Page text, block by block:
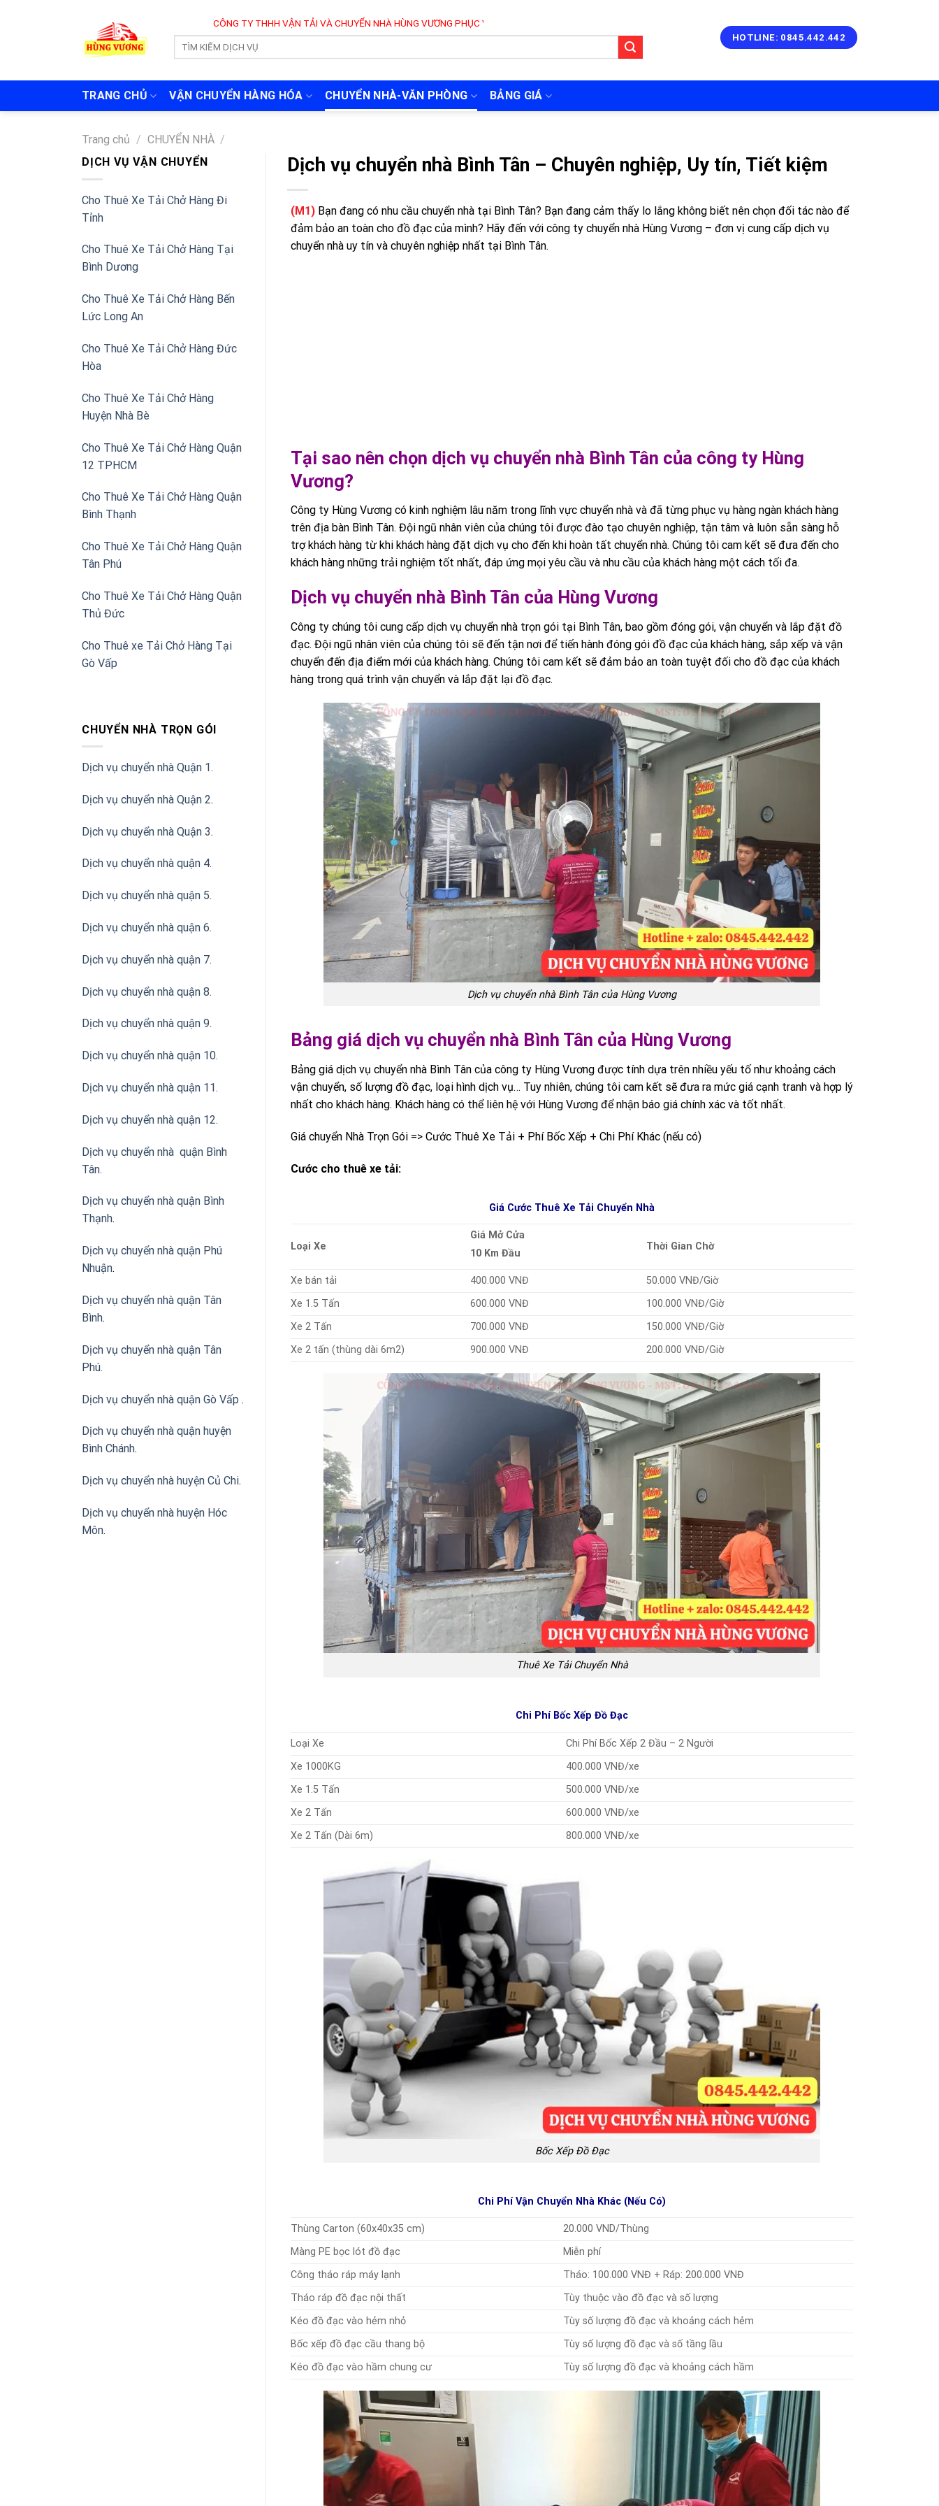
CÔNG TY THHH VẬN TẢI VÀ CHUYỂN NHÀ HÙNG VƯƠNG PHỤC VỤ 24/7
HOTLINE: 0845.442.442
TRANG CHỦ VẬN CHUYỂN HÀNG HÓA CHUYỂN NHÀ-VĂN PHÒNG BẢNG GIÁ
Trang chủ / CHUYỂN NHÀ /
DỊCH VỤ VẬN CHUYỂN
Cho Thuê Xe Tải Chở Hàng Đi
Tỉnh
Cho Thuê Xe Tải Chở Hàng Tại
Bình Dương
Cho Thuê Xe Tải Chở Hàng Bến
Lức Long An
Cho Thuê Xe Tải Chở Hàng Đức
Hòa
Cho Thuê Xe Tải Chở Hàng
Huyện Nhà Bè
Cho Thuê Xe Tải Chở Hàng Quận
12 TPHCM
Cho Thuê Xe Tải Chở Hàng Quận
Bình Thạnh
Cho Thuê Xe Tải Chở Hàng Quận
Tân Phú
Cho Thuê Xe Tải Chở Hàng Quận
Thủ Đức
Cho Thuê xe Tải Chở Hàng Tại
Gò Vấp
CHUYỂN NHÀ TRỌN GÓI
Dịch vụ chuyển nhà Quận 1.
Dịch vụ chuyển nhà Quận 2.
Dịch vụ chuyển nhà Quận 3.
Dịch vụ chuyển nhà quận 4.
Dịch vụ chuyển nhà quận 5.
Dịch vụ chuyển nhà quận 6.
Dịch vụ chuyển nhà quận 7.
Dịch vụ chuyển nhà quận 8.
Dịch vụ chuyển nhà quận 9.
Dịch vụ chuyển nhà quận 10.
Dịch vụ chuyển nhà quận 11.
Dịch vụ chuyển nhà quận 12.
Dịch vụ chuyển nhà quận Bình
Tân.
Dịch vụ chuyển nhà quận Bình
Thạnh.
Dịch vụ chuyển nhà quận Phú
Nhuận.
Dịch vụ chuyển nhà quận Tân
Bình.
Dịch vụ chuyển nhà quận Tân
Phú.
Dịch vụ chuyển nhà quận Gò Vấp .
Dịch vụ chuyển nhà quận huyện
Bình Chánh.
Dịch vụ chuyển nhà huyện Củ Chi.
Dịch vụ chuyển nhà huyện Hóc
Môn.
Dịch vụ chuyển nhà Bình Tân – Chuyên nghiệp, Uy tín, Tiết kiệm
(M1) Bạn đang có nhu cầu chuyển nhà tại Bình Tân? Bạn đang cảm thấy lo lắng không biết nên chọn đối tác nào để
đảm bảo an toàn cho đồ đạc của mình? Hãy đến với công ty chuyển nhà Hùng Vương – đơn vị cung cấp dịch vụ
chuyển nhà uy tín và chuyên nghiệp nhất tại Bình Tân.
Tại sao nên chọn dịch vụ chuyển nhà Bình Tân của công ty Hùng
Vương?
Công ty Hùng Vương có kinh nghiệm lâu năm trong lĩnh vực chuyển nhà và đã từng phục vụ hàng ngàn khách hàng
trên địa bàn Bình Tân. Đội ngũ nhân viên của chúng tôi được đào tạo chuyên nghiệp, tận tâm và luôn sẵn sàng hỗ
trợ khách hàng từ khi khách hàng đặt dịch vụ cho đến khi hoàn tất chuyển nhà. Chúng tôi cam kết sẽ đưa đến cho
khách hàng những trải nghiệm tốt nhất, đáp ứng mọi yêu cầu và nhu cầu của khách hàng một cách tối đa.
Dịch vụ chuyển nhà Bình Tân của Hùng Vương
Công ty chúng tôi cung cấp dịch vụ chuyển nhà trọn gói tại Bình Tân, bao gồm đóng gói, vận chuyển và lắp đặt đồ
đạc. Đội ngũ nhân viên của chúng tôi sẽ đến tận nơi để tiến hành đóng gói đồ đạc của khách hàng, sắp xếp và vận
chuyển đến địa điểm mới của khách hàng. Chúng tôi cam kết sẽ đảm bảo an toàn tuyệt đối cho đồ đạc của khách
hàng trong quá trình vận chuyển và lắp đặt lại đồ đạc.
Dịch vụ chuyển nhà Bình Tân của Hùng Vương
Bảng giá dịch vụ chuyển nhà Bình Tân của Hùng Vương
Bảng giá dịch vụ chuyển nhà Bình Tân của công ty Hùng Vương được tính dựa trên nhiều yếu tố như khoảng cách
vận chuyển, số lượng đồ đạc, loại hình dịch vụ… Tuy nhiên, chúng tôi cam kết sẽ đưa ra mức giá cạnh tranh và hợp lý
nhất cho khách hàng. Khách hàng có thể liên hệ với Hùng Vương để nhận báo giá chính xác và tốt nhất.
Giá chuyển Nhà Trọn Gói => Cước Thuê Xe Tải + Phí Bốc Xếp + Chi Phí Khác (nếu có)
Cước cho thuê xe tải:
Giá Cước Thuê Xe Tải Chuyển Nhà
Loại Xe
Giá Mở Cửa
10 Km Đầu
Thời Gian Chờ
Xe bán tải 400.000 VNĐ
50.000 VNĐ/Giờ
Xe 1.5 Tấn
600.000 VNĐ
100.000 VNĐ/Giờ
Xe 2 Tấn
700.000 VNĐ
150.000 VNĐ/Giờ
Xe 2 tấn (thùng dài 6m2)
900.000 VNĐ 200.000 VNĐ/Giờ
Thuê Xe Tải Chuyển Nhà
Chi Phí Bốc Xếp Đồ Đạc
Loại Xe
Chi Phí Bốc Xếp 2 Đầu – 2 Người
Xe 1000KG
400.000 VNĐ/xe
Xe 1.5 Tấn
500.000 VNĐ/xe
Xe 2 Tấn
600.000 VNĐ/xe
Xe 2 Tấn (Dài 6m)
800.000 VNĐ/xe
Bốc Xếp Đồ Đạc
Chi Phí Vận Chuyển Nhà Khác (Nếu Có)
Thùng Carton (60x40x35 cm)
20.000 VND/Thùng
Màng PE bọc lót đồ đạc
Miễn phí
Công tháo ráp máy lạnh
Tháo: 100.000 VNĐ + Ráp: 200.000 VNĐ
Tháo ráp đồ đạc nội thất
Tùy thuộc vào đồ đạc và số lượng
Kéo đồ đạc vào hẻm nhỏ
Tùy số lượng đồ đạc và khoảng cách hẻm
Bốc xếp đồ đạc cầu thang bộ
Tùy số lượng đồ đạc và số tầng lầu
Kéo đồ đạc vào hầm chung cư
Tùy số lượng đồ đạc và khoảng cách hầm